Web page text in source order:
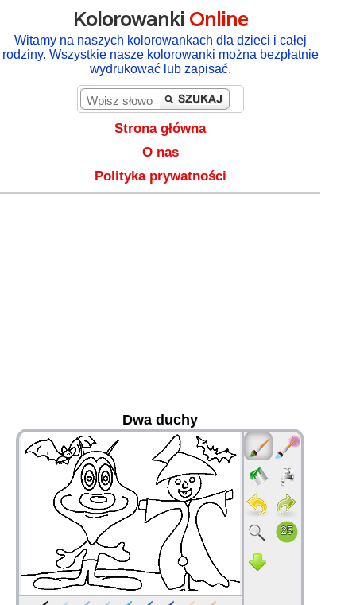
Kolorowanki Online
Witamy na naszych kolorowankach dla dzieci i całej
rodziny. Wszystkie nasze kolorowanki można bezpłatnie
wydrukować lub zapisać.
Strona główna
O nas
Polityka prywatności
Dwa duchy
36